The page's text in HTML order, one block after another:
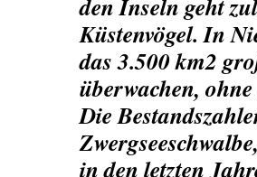
Küstenvögel. In
das 3.500 km2
überwachen,
Die
in den letzten